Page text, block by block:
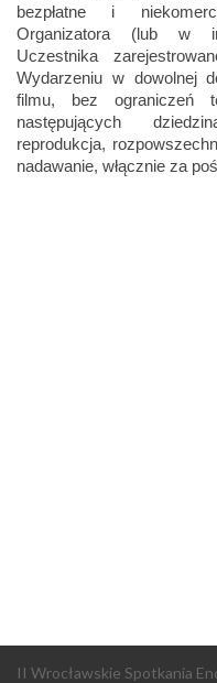
bezpłatne i
Organizatora (lub w
Uczestnika
Wydarzeniu w dowolnej
filmu, bez ograniczeń
następujących
reprodukcja,
nadawanie, włącznie za
II Wrocławskie Spotkania